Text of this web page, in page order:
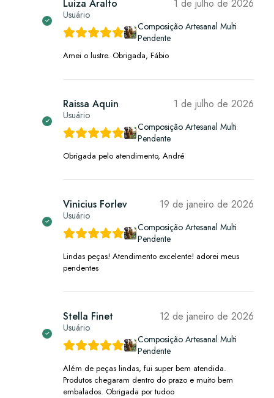
Luiza Aralto
Usuário
1 de julho de 2026
Composição Artesanal Multi
Pendente
Amei o lustre. Obrigada, Fábio
Raissa Aquin
Usuário
1 de julho de 2026
Composição Artesanal Multi
Pendente
Obrigada pelo atendimento, André
Vinicius Forlev
Usuário
19 de janeiro de 2026
Composição Artesanal Multi
Pendente
Lindas peças! Atendimento excelente! adorei meus
pendentes
Stella Finet
Usuário
12 de janeiro de 2026
Composição Artesanal Multi
Pendente
Além de peças lindas, fui super bem atendida.
Produtos chegaram dentro do prazo e muito bem
embalados. Obrigada por tudoo